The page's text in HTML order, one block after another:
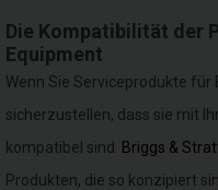
Die Kompatibilität der
Equipment
Wenn Sie Serviceprodukte
sicherzustellen, dass sie mit
kompatibel sind.
Briggs &
Produkten, die so konzipiert